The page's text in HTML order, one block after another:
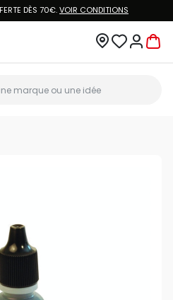
UN NOUVEAU MOT DE PASSE ET ACCÉDEZ
COMPTE.